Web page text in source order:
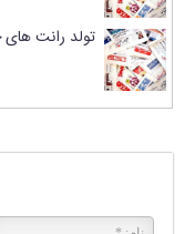
تولد رانت